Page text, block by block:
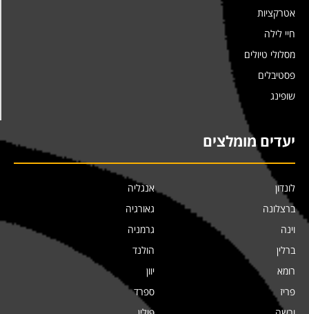
אטרקציות
חיי לילה
מסלולי טיולים
פסטיבלים
שופינג
יעדים מומלצים
לונדון
ברצלונה
וינה
ברלין
רומא
פריז
אנגליה
גאורגיה
גרמניה
הולנד
יוון
ספרד